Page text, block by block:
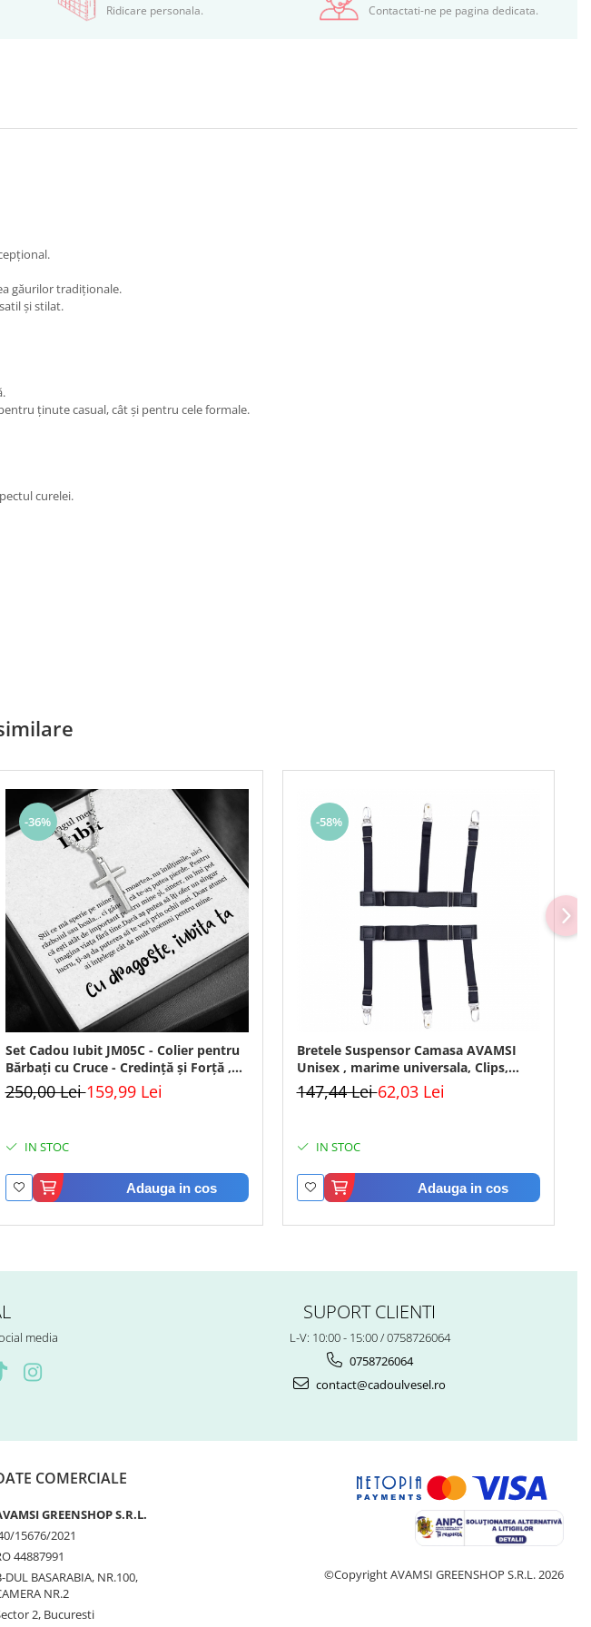
Ridicare personala. Contactati-ne pe pagina dedicata.
găurilor tradiționale.
și stilat.
ținute casual, cât și pentru cele formale.
curelei.
-36%
Set Cadou Iubit JM05C - Colier pentru
Bărbați cu Cruce - Credință și Forță ,
Cutie Elegantă și Felicitare
250,00 Lei159,99 Lei
IN STOC
Adauga in cos
-58%
Bretele Suspensor Camasa AVAMSI
Unisex , marime universala, Clips,
Negru
147,44 Lei62,03 Lei
IN STOC
Adauga in cos
media
SUPORT CLIENTI
L-V: 10:00 - 15:00 / 0758726064
0758726064
contact@cadoulvesel.ro
COMERCIALE
GREENSHOP S.R.L.
15676/2021
44887991
DUL BASARABIA, NR.100,
NR.2
2, Bucuresti
©Copyright AVAMSI GREENSHOP S.R.L. 2026